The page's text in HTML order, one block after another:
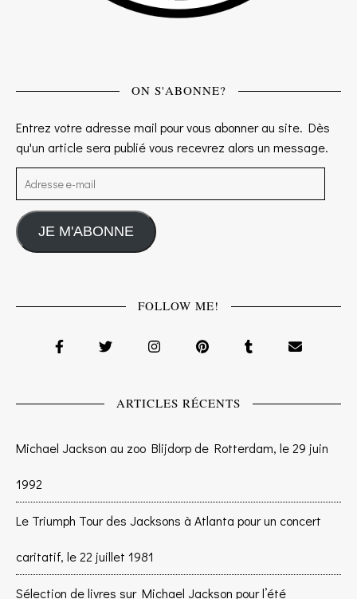
ON S'ABONNE?
Entrez votre adresse mail pour vous abonner au site. Dès
qu'un article sera publié vous recevrez alors un message.
Adresse e-mail
JE M'ABONNE
FOLLOW ME!
ARTICLES RÉCENTS
Michael Jackson au zoo Blijdorp de Rotterdam, le 29 juin
1992
Le Triumph Tour des Jacksons à Atlanta pour un concert
caritatif, le 22 juillet 1981
Sélection de livres sur Michael Jackson pour l’été